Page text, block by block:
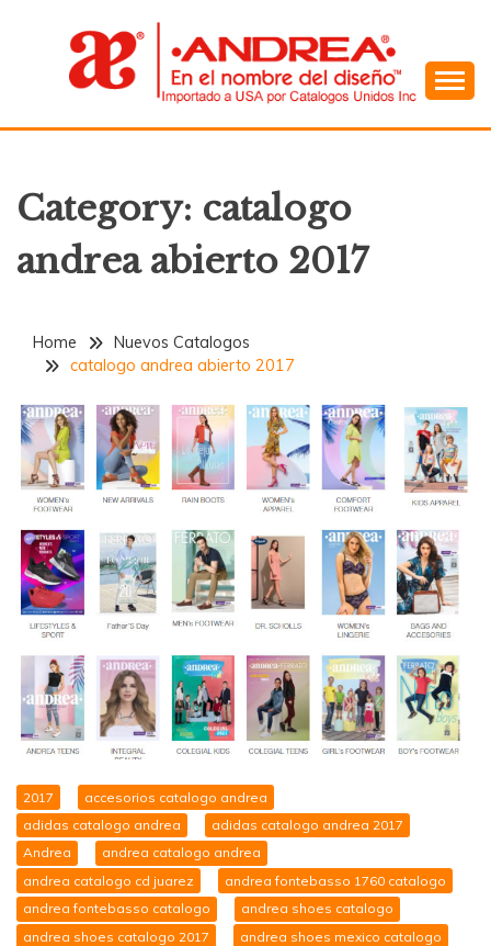
ANDREA
Category: catalogo
andrea abierto 2017
Home
Nuevos Catalogos
catalogo andrea abierto 2017
2017
accesorios catalogo andrea
adidas catalogo andrea
adidas catalogo andrea 2017
Andrea
andrea catalogo andrea
andrea catalogo cd juarez
andrea fontebasso 1760 catalogo
andrea fontebasso catalogo
andrea shoes catalogo
andrea shoes catalogo 2017
andrea shoes mexico catalogo